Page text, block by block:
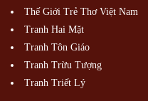
Thế Giới Trẻ Thơ Việt Nam
Tranh Hai Mặt
Tranh Tôn Giáo
Tranh Trừu Tượng
Tranh Triết Lý